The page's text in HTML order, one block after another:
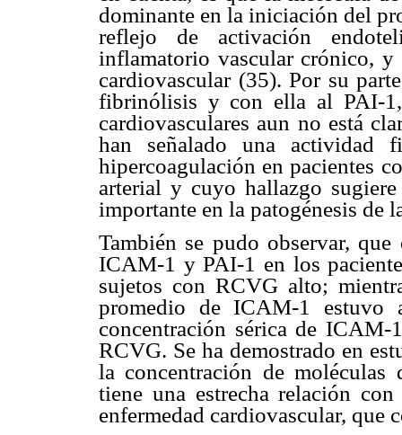
dominante en la iniciación del
reflejo de activación
inflamatorio vascular crónico,
cardiovascular (35). Por su
fibrinólisis y con ella al PAI-1,
cardiovasculares aun no está
han señalado una actividad
hipercoagulación en pacientes
arterial y cuyo hallazgo
importante en la patogénesis de
También se pudo observar,
ICAM-1 y PAI-1 en los
sujetos con RCVG alto;
promedio de ICAM-1 estuvo
concentración sérica de ICAM-
RCVG. Se ha demostrado en
la concentración de
tiene una estrecha relación
enfermedad cardiovascular, que